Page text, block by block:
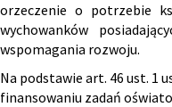
orzeczenie o potrzebie
wychowanków
wspomagania rozwoju.
Na podstawie art. 46 ust. 1
finansowaniu zadań